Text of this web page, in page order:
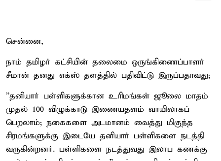
சென்னை,
நாம் தமிழர் கட்சியின் தலைமை ஒருங்கிணைப்பாளர்
சீமான் தனது எக்ஸ் தளத்தில் பதிவிட்டு இருப்பதாவது;
”தனியார் பள்ளிகளுக்கான உரிமங்கள் ஜூலை மாதம்
முதல் 100 விழுக்காடு இணையதளம் வாயிலாகப்
பெறலாம்; நகைகளை அடமானம் வைத்து மிகுந்த
சிரமங்களுக்கு இடையே தனியார் பள்ளிகளை நடத்தி
வருகின்றனர். பள்ளிகளை நடத்துவது இலாப கணக்கு